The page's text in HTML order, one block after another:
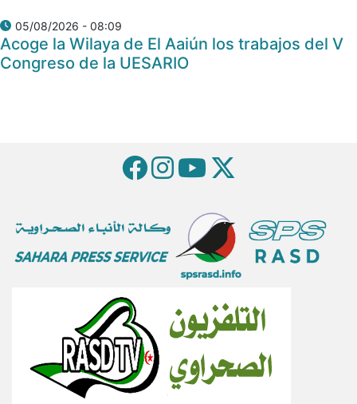
05/08/2026 - 08:09
Acoge la Wilaya de El Aaiún los trabajos del V
Congreso de la UESARIO